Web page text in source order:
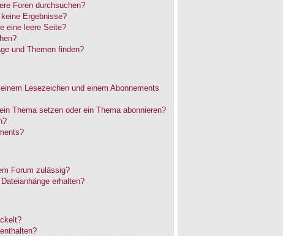
Foren durchsuchen?
Ergebnisse?
eine leere Seite?
und Themen finden?
Lesezeichen und einem Abonnements
Thema setzen oder ein Thema abonnieren?
Forum zulässig?
erhalten?